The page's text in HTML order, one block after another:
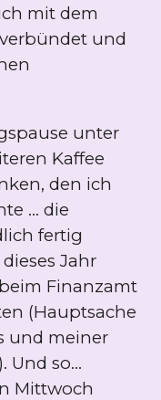
mit dem
und
unter
Kaffee
den ich
... die
fertig
Jahr
Finanzamt
(Hauptsache
und meiner
Und so...
Mittwoch